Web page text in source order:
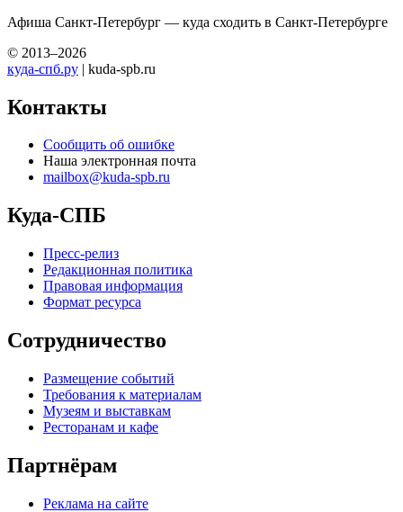
Афиша Санкт-Петербург — куда сходить в Санкт-Петербурге
© 2013–2026
куда-спб.ру | kuda-spb.ru
Контакты
Сообщить об ошибке
Наша электронная почта
mailbox@kuda-spb.ru
Куда-СПБ
Пресс-релиз
Редакционная политика
Правовая информация
Формат ресурса
Сотрудничество
Размещение событий
Требования к материалам
Музеям и выставкам
Ресторанам и кафе
Партнёрам
Реклама на сайте